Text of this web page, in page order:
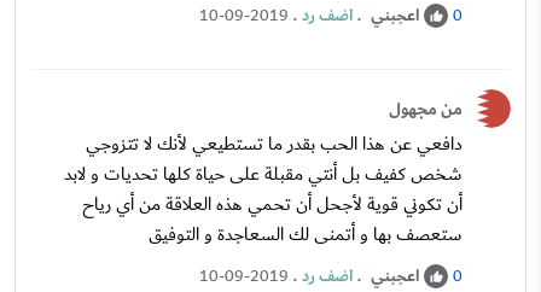
0 اعجبني .اضف رد.
10-09-2019
من مجهول
دافعي عن هذا الحب بقدر ما تستطيعي لأنك لا تتزوجي
شخص كفيف بل أنتي مقبلة على حياة كلها تحديات و لابد
أن تكوني قوية لأجحل أن تحمي هذه العلاقة من أي رياح
ستعصف بها و أتمنى لك السعاجدة و التوفيق
0 اعجبني .اضف رد.
10-09-2019